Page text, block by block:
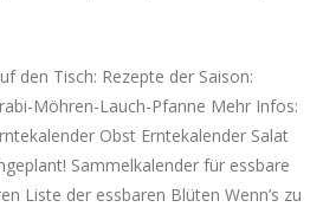
den Tisch: Rezepte der Saison:
Möhren-Lauch-Pfanne Mehr Infos:
Obst Erntekalender Salat
Sammelkalender für essbare
Liste der essbaren Blüten Wenn’s zu